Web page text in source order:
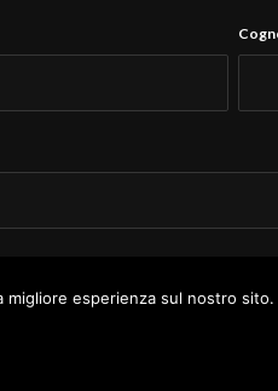
esperienza sul nostro